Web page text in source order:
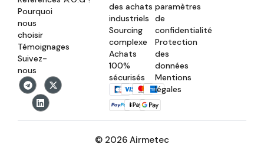
Pourquoi
nous
choisir
Témoignages
Suivez-
nous
des achats
industriels
Sourcing
complexe
Achats
100%
sécurisés
paramètres
de
confidentialité
Protection
des
données
Mentions
légales
© 2026 Airmetec